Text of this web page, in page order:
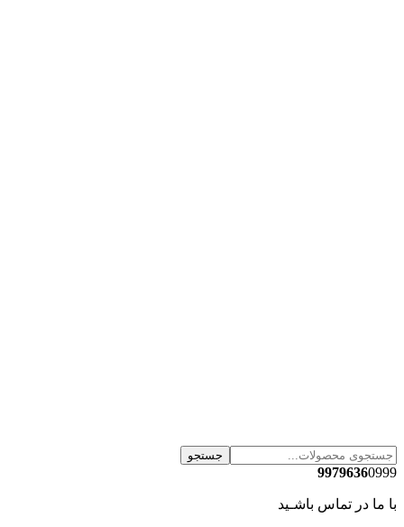
جستجو
99796360999
با ما در تماس باشـید